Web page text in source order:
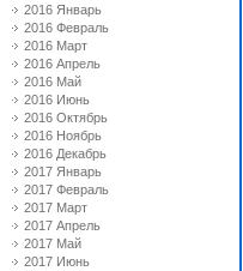
2016 Январь
2016 Февраль
2016 Март
2016 Апрель
2016 Май
2016 Июнь
2016 Октябрь
2016 Ноябрь
2016 Декабрь
2017 Январь
2017 Февраль
2017 Март
2017 Апрель
2017 Май
2017 Июнь